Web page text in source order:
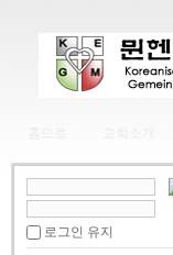
로그인 유지